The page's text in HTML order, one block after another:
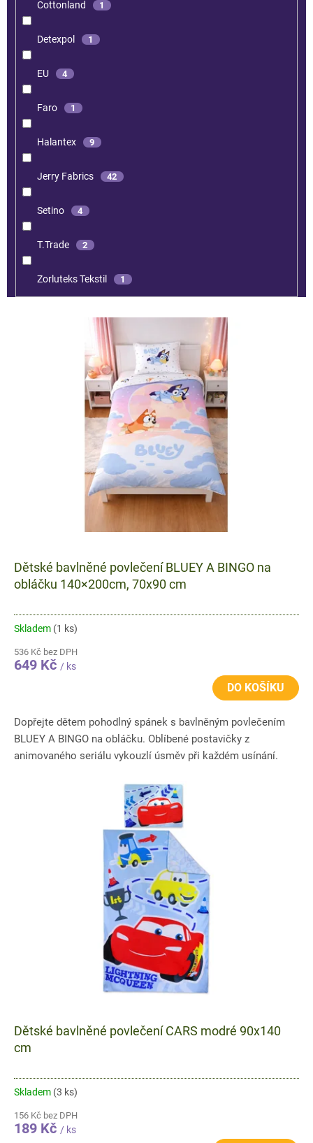
Cottonland 1
Detexpol 1
EU 4
Faro 1
Halantex 9
Jerry Fabrics 42
Setino 4
T.Trade 2
Zorluteks Tekstil 1
Dětské bavlněné povlečení BLUEY A BINGO na
obláčku 140×200cm, 70x90 cm
Skladem (1 ks)
536 Kč bez DPH
649 Kč / ks
DO KOŠÍKU
Dopřejte dětem pohodlný spánek s bavlněným povlečením
BLUEY A BINGO na obláčku. Oblíbené postavičky z
animovaného seriálu vykouzlí úsměv při každém usínání.
Dětské bavlněné povlečení CARS modré 90x140
cm
Skladem (3 ks)
156 Kč bez DPH
189 Kč / ks